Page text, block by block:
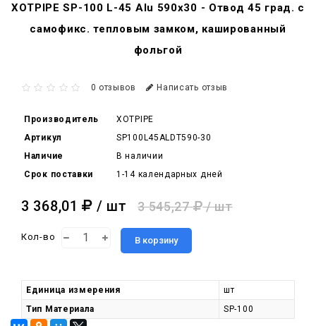
XOTPIPE SP-100 L-45 Alu 590x30 - Отвод 45 град. c
самофикс. тепловым замком, кашированный
фольгой
0 отзывов Написать отзыв
Производитель
XOTPIPE
Артикул
SP100L45ALDT590-30
Наличие
В наличии
Срок поставки
1-14 календарных дней
3 368,01 / шт 3 545,27 / шт
Кол-во В корзину
Единица измерения
шт
Тип Материала
SP-100